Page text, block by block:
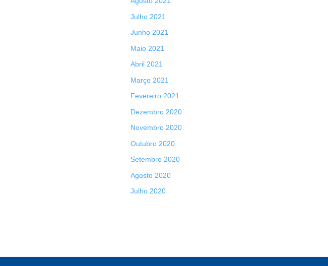
Julho 2021
Junho 2021
Maio 2021
Abril 2021
Março 2021
Fevereiro 2021
Dezembro 2020
Novembro 2020
Outubro 2020
Setembro 2020
Agosto 2020
Julho 2020